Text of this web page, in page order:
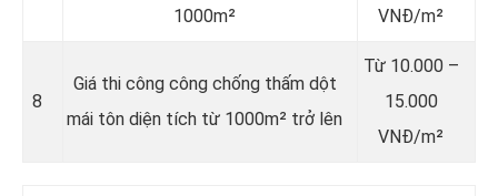
1000m²
VNĐ/m²
8
Giá thi công công chống thấm dột
mái tôn diện tích từ 1000m² trở lên
Từ 10.000 –
15.000
VNĐ/m²